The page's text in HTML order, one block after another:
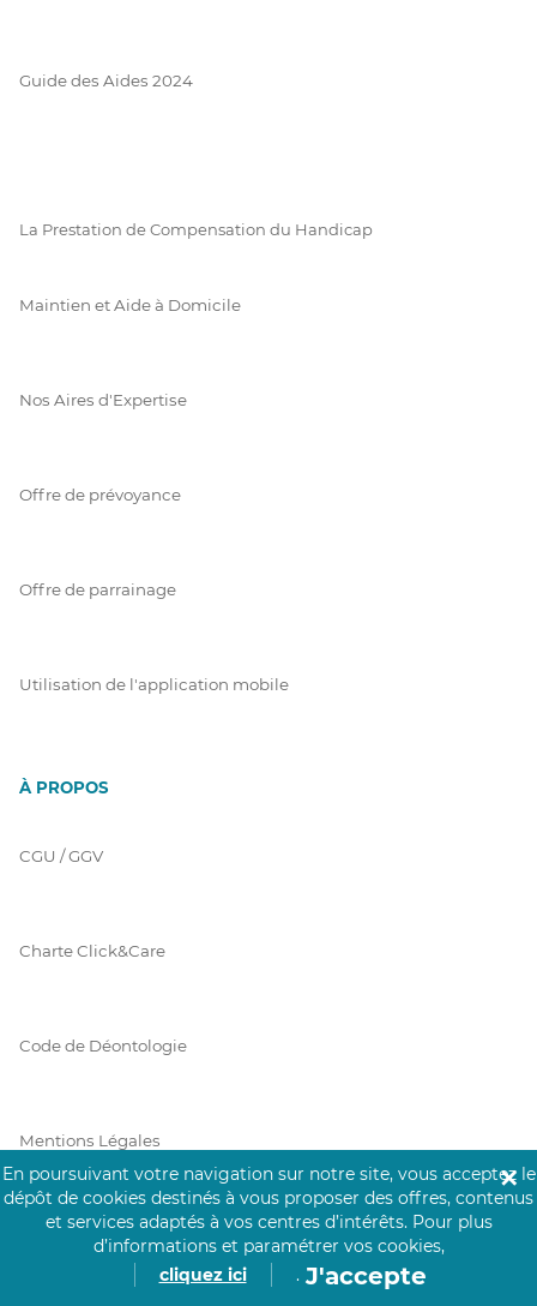
Guide des Aides 2024
La Prestation de Compensation du Handicap
Maintien et Aide à Domicile
Nos Aires d'Expertise
Offre de prévoyance
Offre de parrainage
Utilisation de l'application mobile
À PROPOS
CGU / GGV
Charte Click&Care
Code de Déontologie
Mentions Légales
Prérequis Click&Care
En poursuivant votre navigation sur notre site, vous acceptez le
dépôt de cookies destinés à vous proposer des offres, contenus
et services adaptés à vos centres d’intérêts. Pour plus
d’informations et paramétrer vos cookies,
cliquez ici
. J'accepte
✕